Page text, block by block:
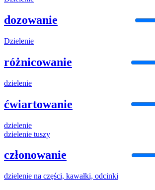
dozowanie
Dzielenie
różnicowanie
dzielenie
ćwiartowanie
dzielenie
dzielenie tuszy
członowanie
dzielenie na części, kawałki, odcinki